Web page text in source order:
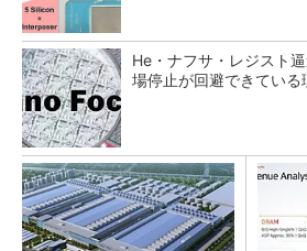
He・ナフサ・レジスト
場停止が回避できている